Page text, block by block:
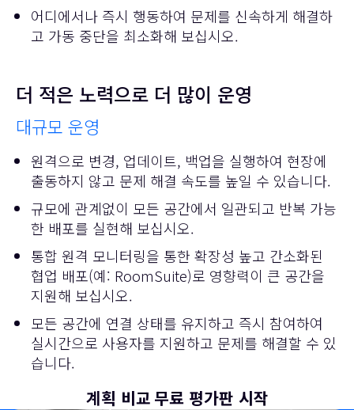
어디에서나 즉시 행동하여 문제를 신속하게 해결하
고 가동 중단을 최소화해 보십시오.
더 적은 노력으로 더 많이 운영
대규모 운영
원격으로 변경, 업데이트, 백업을 실행하여 현장에
출동하지 않고 문제 해결 속도를 높일 수 있습니다.
규모에 관계없이 모든 공간에서 일관되고 반복 가능
한 배포를 실현해 보십시오.
통합 원격 모니터링을 통한 확장성 높고 간소화된
협업 배포(예: RoomSuite)로 영향력이 큰 공간을
지원해 보십시오.
모든 공간에 연결 상태를 유지하고 즉시 참여하여
실시간으로 사용자를 지원하고 문제를 해결할 수 있
습니다.
계획 비교 무료 평가판 시작